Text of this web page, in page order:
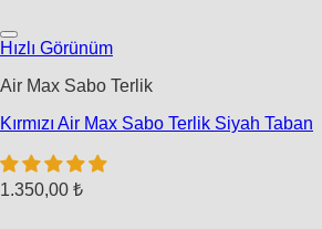
Hızlı Görünüm
Air Max Sabo Terlik
Kırmızı Air Max Sabo Terlik Siyah Taban
1.350,00 ₺